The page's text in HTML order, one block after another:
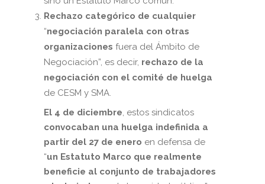
Rechazo categórico de cualquier
“negociación paralela con otras
organizaciones fuera del Ámbito de
Negociación”, es decir, rechazo de la
negociación con el comité de huelga
de CESM y SMA.
El 4 de diciembre, estos sindicatos
convocaban una huelga indefinida a
partir del 27 de enero en defensa de
“un Estatuto Marco que realmente
beneficie al conjunto de trabajadores